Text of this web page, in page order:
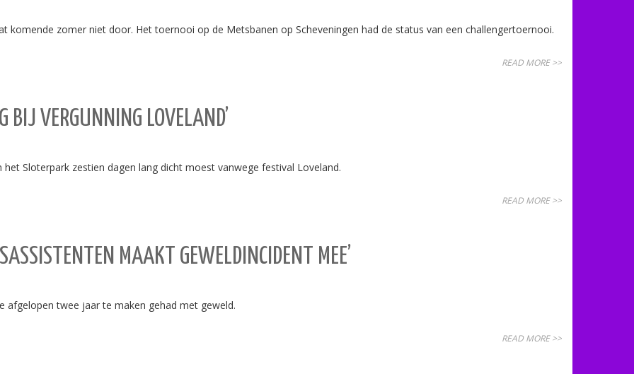
komende zomer niet door. Het toernooi op de Metsbanen op Scheveningen had de status van een challengertoernooi.
READ MORE >>
BIJ VERGUNNING LOVELAND’
Sloterpark zestien dagen lang dicht moest vanwege festival Loveland.
READ MORE >>
MAAKT GEWELDINCIDENT MEE’
afgelopen twee jaar te maken gehad met geweld.
READ MORE >>